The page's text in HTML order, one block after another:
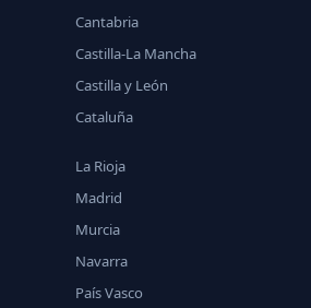
Cantabria
Castilla-La Mancha
Castilla y León
Cataluña
La Rioja
Madrid
Murcia
Navarra
País Vasco